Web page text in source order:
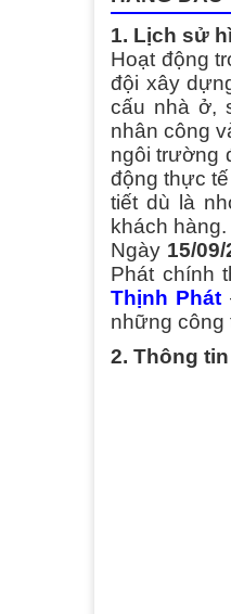
1. Lịch sử
Hoạt động
đội xây
cấu nhà ở,
nhân công
ngôi trường
động thực
tiết dù là
khách hàng.
Ngày 15/09/
Phát chính
Thịnh Phát
những công
2. Thông